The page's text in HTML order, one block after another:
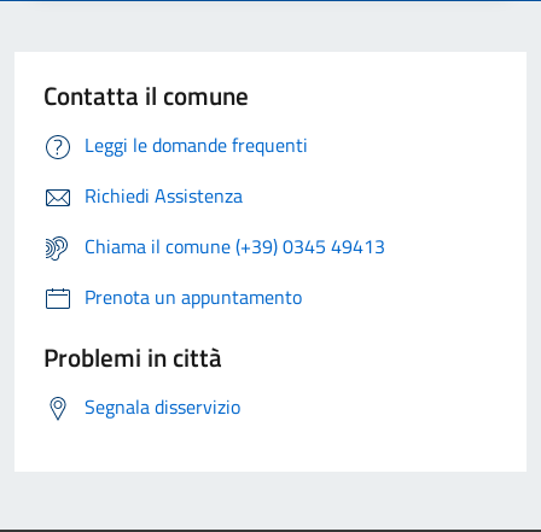
Contatta il comune
Leggi le domande frequenti
Richiedi Assistenza
Chiama il comune (+39) 0345 49413
Prenota un appuntamento
Problemi in città
Segnala disservizio